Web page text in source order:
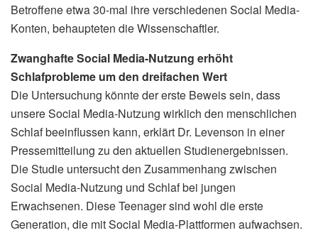
Betroffene etwa 30-mal ihre verschiedenen Social Media-
Konten, behaupteten die Wissenschaftler.
Zwanghafte Social Media-Nutzung erhöht
Schlafprobleme um den dreifachen Wert
Die Untersuchung könnte der erste Beweis sein, dass
unsere Social Media-Nutzung wirklich den menschlichen
Schlaf beeinflussen kann, erklärt Dr. Levenson in einer
Pressemitteilung zu den aktuellen Studienergebnissen.
Die Studie untersucht den Zusammenhang zwischen
Social Media-Nutzung und Schlaf bei jungen
Erwachsenen. Diese Teenager sind wohl die erste
Generation, die mit Social Media-Plattformen aufwachsen.